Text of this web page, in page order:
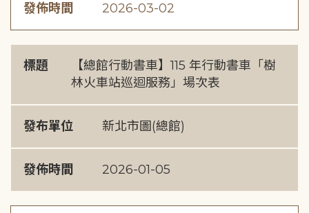
發佈時間 2026-03-02
標題
【總館行動書車】115 年行動書車「樹
林火車站巡迴服務」場次表
發布單位 新北市圖(總館)
發佈時間 2026-01-05